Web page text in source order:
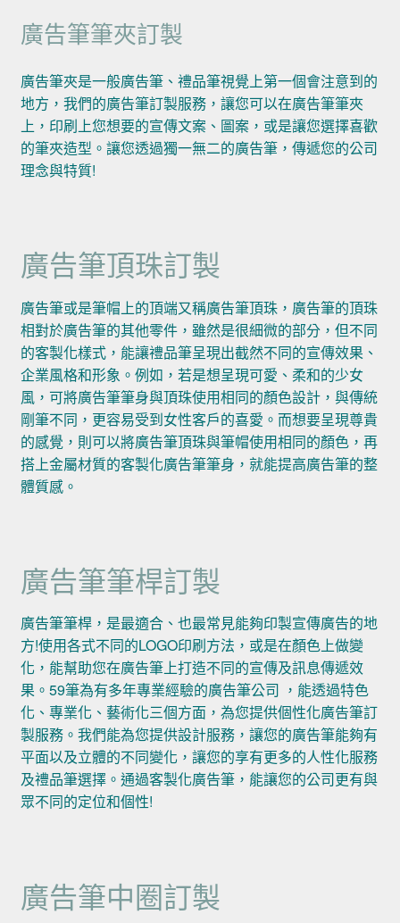
廣告筆筆夾訂製
廣告筆夾是一般廣告筆、禮品筆視覺上第一個會注意到的
地方，我們的廣告筆訂製服務，讓您可以在廣告筆筆夾
上，印刷上您想要的宣傳文案、圖案，或是讓您選擇喜歡
的筆夾造型。讓您透過獨一無二的廣告筆，傳遞您的公司
理念與特質!
廣告筆頂珠訂製
廣告筆或是筆帽上的頂端又稱廣告筆頂珠，廣告筆的頂珠
相對於廣告筆的其他零件，雖然是很細微的部分，但不同
的客製化樣式，能讓禮品筆呈現出截然不同的宣傳效果、
企業風格和形象。例如，若是想呈現可愛、柔和的少女
風，可將廣告筆筆身與頂珠使用相同的顏色設計，與傳統
剛筆不同，更容易受到女性客戶的喜愛。而想要呈現尊貴
的感覺，則可以將廣告筆頂珠與筆帽使用相同的顏色，再
搭上金屬材質的客製化廣告筆筆身，就能提高廣告筆的整
體質感。
廣告筆筆桿訂製
廣告筆筆桿，是最適合、也最常見能夠印製宣傳廣告的地
方!使用各式不同的LOGO印刷方法，或是在顏色上做變
化，能幫助您在廣告筆上打造不同的宣傳及訊息傳遞效
果。59筆為有多年專業經驗的廣告筆公司 ，能透過特色
化、專業化、藝術化三個方面，為您提供個性化廣告筆訂
製服務。我們能為您提供設計服務，讓您的廣告筆能夠有
平面以及立體的不同變化，讓您的享有更多的人性化服務
及禮品筆選擇。通過客製化廣告筆，能讓您的公司更有與
眾不同的定位和個性!
廣告筆中圈訂製